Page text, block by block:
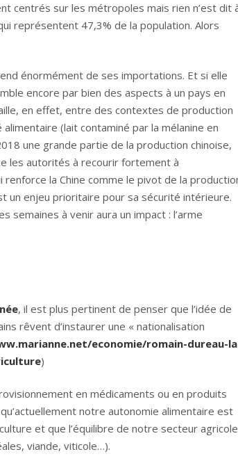
centrés sur les métropoles mais rien n’est dit
représentent 47,3% de la population. Alors
énormément de ses importations. Et si elle
encore par bien des aspects à un pays en
en effet, entre des contextes de production
(lait contaminé par la mélanine en
une grande partie de la production chinoise,
les autorités à recourir fortement à
la Chine comme le pivot de la
un enjeu prioritaire pour sa sécurité intérieure.
semaines à venir aura un impact : l’arme
, il est plus pertinent de penser que l’idée de
rêvent d’instaurer une « nationalisation
economie/romain-dureau-
)
en médicaments ou en produits
notre autonomie alimentaire est
et que l’équilibre de notre secteur agricole
viande, viticole…).